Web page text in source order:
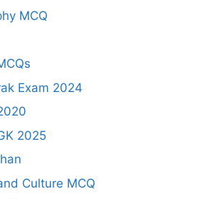
MCQ
Exam 2024
2025
Culture MCQ